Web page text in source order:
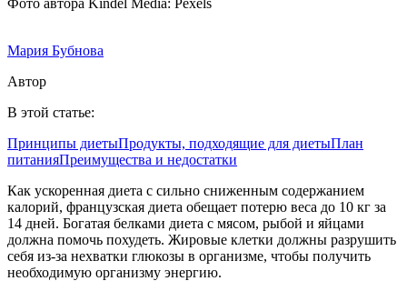
Мария Бубнова
Автор
В этой статье:
Принципы диетыПродукты, подходящие для диетыПлан
питанияПреимущества и недостатки
Как ускоренная диета с сильно сниженным содержанием
калорий, французская диета обещает потерю веса до 10 кг за
14 дней. Богатая белками диета с мясом, рыбой и яйцами
должна помочь похудеть. Жировые клетки должны разрушить
себя из-за нехватки глюкозы в организме, чтобы получить
необходимую организму энергию.